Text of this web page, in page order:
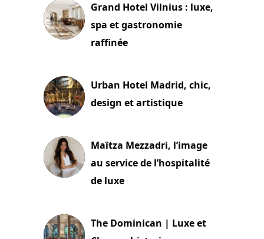
Grand Hotel Vilnius : luxe,
spa et gastronomie
raffinée
Urban Hotel Madrid, chic,
design et artistique
Maïtza Mezzadri, l’image
au service de l’hospitalité
de luxe
The Dominican | Luxe et